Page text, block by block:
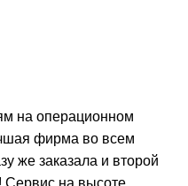
на операционном
фирма во всем
же заказала и второй